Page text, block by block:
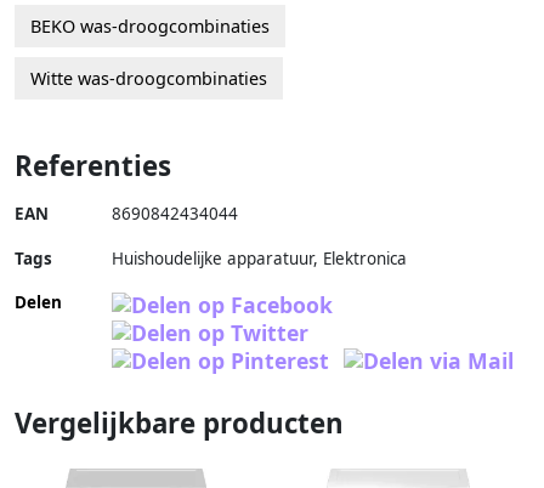
BEKO was-droogcombinaties
Witte was-droogcombinaties
Referenties
EAN 8690842434044
Tags
Huishoudelijke apparatuur, Elektronica
Delen
Vergelijkbare producten